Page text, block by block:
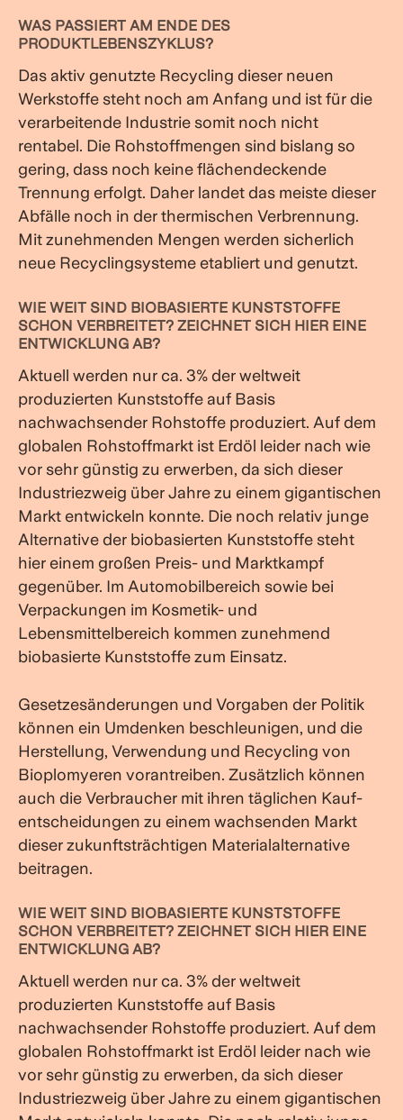
WAS PASSIERT AM ENDE DES
PRODUKTLEBENSZYKLUS?
Das aktiv genutzte Recycling dieser neuen
Werkstoffe steht noch am Anfang und ist für die
verarbeitende Industrie somit noch nicht
rentabel. Die Rohstoffmengen sind bislang so
gering, dass noch keine flächendeckende
Trennung erfolgt. Daher landet das meiste dieser
Abfälle noch in der thermischen Verbrennung.
Mit zunehmenden Mengen werden sicherlich
neue Recyclingsysteme etabliert und genutzt.
WIE WEIT SIND BIOBASIERTE KUNSTSTOFFE
SCHON VERBREITET? ZEICHNET SICH HIER EINE
ENTWICKLUNG AB?
Aktuell werden nur ca. 3% der weltweit
produzierten Kunststoffe auf Basis
nachwachsender Rohstoffe produziert. Auf dem
globalen Rohstoffmarkt ist Erdöl leider nach wie
vor sehr günstig zu erwerben, da sich dieser
Industriezweig über Jahre zu einem gigantischen
Markt entwickeln konnte. Die noch relativ junge
Alternative der biobasierten Kunststoffe steht
hier einem großen Preis- und Marktkampf
gegenüber. Im Automobilbereich sowie bei
Verpackungen im Kosmetik- und
Lebensmittelbereich kommen zunehmend
biobasierte Kunststoffe zum Einsatz.
Gesetzesänderungen und Vorgaben der Politik
können ein Umdenken beschleunigen, und die
Herstellung, Verwendung und Recycling von
Bioplomyeren vorantreiben. Zusätzlich können
auch die Verbraucher mit ihren täglichen Kauf-
entscheidungen zu einem wachsenden Markt
dieser zukunftsträchtigen Materialalternative
beitragen.
WIE WEIT SIND BIOBASIERTE KUNSTSTOFFE
SCHON VERBREITET? ZEICHNET SICH HIER EINE
ENTWICKLUNG AB?
Aktuell werden nur ca. 3% der weltweit
produzierten Kunststoffe auf Basis
nachwachsender Rohstoffe produziert. Auf dem
globalen Rohstoffmarkt ist Erdöl leider nach wie
vor sehr günstig zu erwerben, da sich dieser
Industriezweig über Jahre zu einem gigantischen